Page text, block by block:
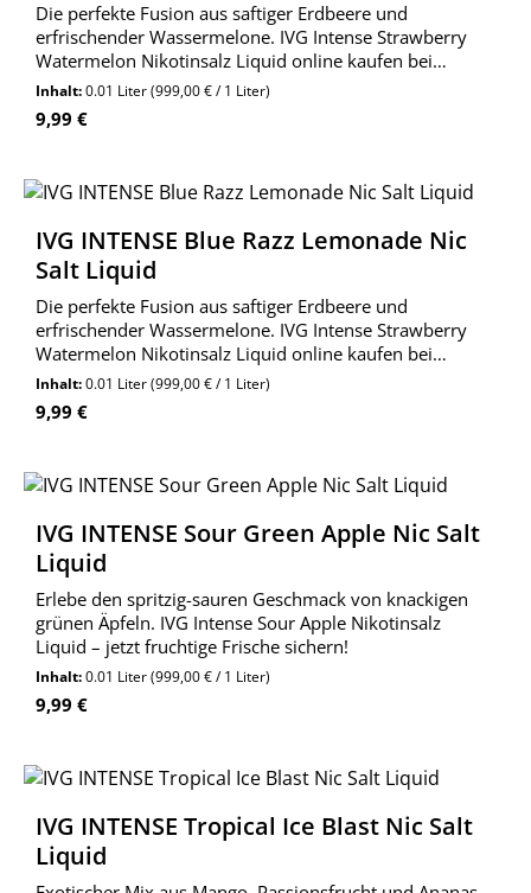
Die perfekte Fusion aus saftiger Erdbeere und
erfrischender Wassermelone. IVG Intense Strawberry
Watermelon Nikotinsalz Liquid online kaufen bei
Wolkengarage!
Inhalt:0.01 Liter(999,00 € / 1 Liter)
Regulärer Preis:
9,99 €
IVG INTENSE Blue Razz Lemonade Nic
Salt Liquid
Die perfekte Fusion aus saftiger Erdbeere und
erfrischender Wassermelone. IVG Intense Strawberry
Watermelon Nikotinsalz Liquid online kaufen bei
Wolkengarage!
Inhalt:0.01 Liter(999,00 € / 1 Liter)
Regulärer Preis:
9,99 €
IVG INTENSE Sour Green Apple Nic Salt
Liquid
Erlebe den spritzig-sauren Geschmack von knackigen
grünen Äpfeln. IVG Intense Sour Apple Nikotinsalz
Liquid – jetzt fruchtige Frische sichern!
Inhalt:0.01 Liter(999,00 € / 1 Liter)
Regulärer Preis:
9,99 €
IVG INTENSE Tropical Ice Blast Nic Salt
Liquid